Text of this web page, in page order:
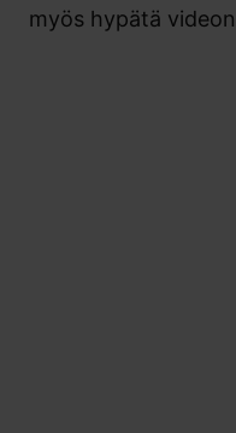
myös hypätä